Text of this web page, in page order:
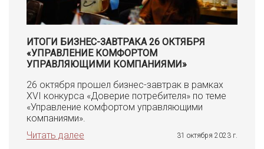
ИТОГИ БИЗНЕС-ЗАВТРАКА 26 ОКТЯБРЯ
«УПРАВЛЕНИЕ КОМФОРТОМ
УПРАВЛЯЮЩИМИ КОМПАНИЯМИ»
26 октября прошел бизнес-завтрак в рамках
XVI конкурса «Доверие потребителя» по теме
«Управление комфортом управляющими
компаниями».
Читать далее
31 октября 2023 г.